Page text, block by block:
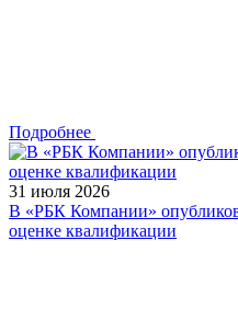
Подробнее
31 июля 2026
В «РБК Компании»
оценке квалификации